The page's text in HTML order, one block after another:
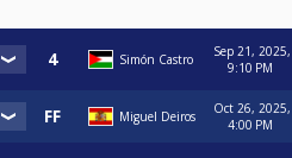
Simón Castro
Sep 21, 2025,
9:10 PM
Miguel Deiros
Oct 26, 2025,
4:00 PM